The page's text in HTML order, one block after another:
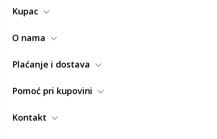
Kupac
O nama
Plaćanje i dostava
Pomoć pri kupovini
Kontakt